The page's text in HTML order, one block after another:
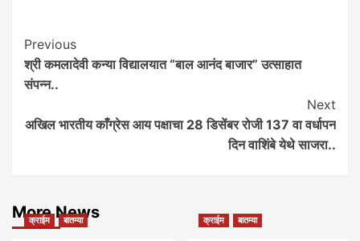
Post
Navigation
Previous
श्री कमलादेवी कन्या विद्यालयात “बाल आनंद बाजार” उत्साहात
संपन्न..
Next
अखिल भारतीय काँग्रेस आय पक्षाचा 28 डिसेंबर रोजी 137 वा वर्धापन
दिन वाशिंबे येथे साजरा..
More News
क्राईम बातम्या क्राईम बातम्या